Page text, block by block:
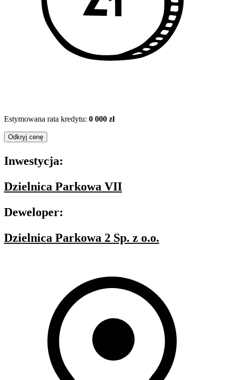
Estymowana rata kredytu: 0 000 zł
Odkryj cenę
Inwestycja:
Dzielnica Parkowa VII
Deweloper:
Dzielnica Parkowa 2 Sp. z o.o.